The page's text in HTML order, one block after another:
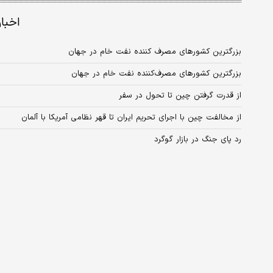
بزرگترین کشورهای مصرف کننده نفت خام در جهان
بزرگترین کشورهای مصرف‌کننده نفت خام در جهان
از قدرت گرفتن چین تا تحول در سفر
از مخالفت چین با اجرای تحریم ایران تا قهر نظامی آمریکا با آلمان
رد پای جنگ در بازار گوگرد